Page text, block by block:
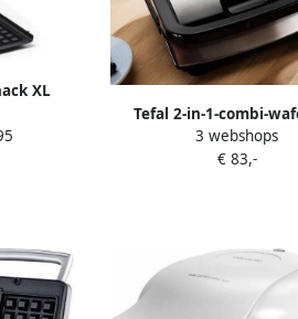
XL
en
Tefal 2-in-1-combi-
SW852D Snack
met antiaanbaklaag
3 webshops
€ 83,-